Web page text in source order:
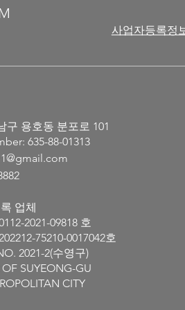
사업자등록정
구 용호동 분포로 101
635-88-01313
업체
2021-09818 호
75210-0017042호
2021-2(수영구)
SUYEONG-GU
CITY